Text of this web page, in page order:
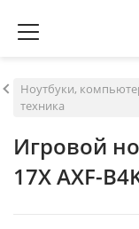
Ноутбуки,
техника
Игровой
17X AXF-